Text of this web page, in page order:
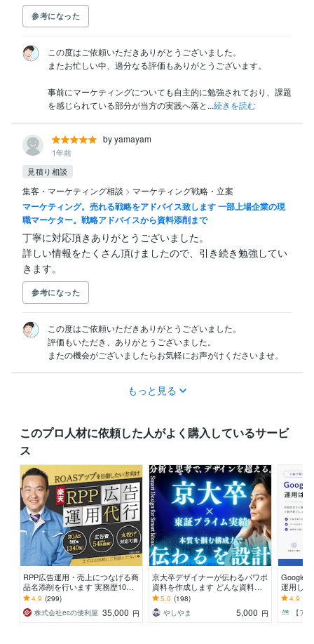
参考になった
この度はご依頼いただきありがとうございました。
またお忙しい中、過分なる評価もありがとうございます。
事前にマーケティングについても自主的に勉強されており、課題
を感じられている部分が当方の実践へ落と...続きを読む
by yamayam
1年前
見積り相談
集客・マーケティング相談 > マーケティング戦略・立案
マーケティング。売れる戦略をアドバイス致します 一部上場企業の現
職マーケター。戦略アドバイスから資料添削まで
丁寧に対応頂きありがとうございました。
詳しい情報をたくさん頂けましたので、引き続き勉強してい
きます。
参考になった
この度はご依頼いただきありがとうございました。
評価もいただき、ありがとうございました。
またの機会がございましたらお気軽にお声がけくださいませ。
もっと見る
このプロ人材に依頼した人がよく購入しているサービ
ス
RPP広告運用・売上につなげる商
品名添削を行います 実務歴10年
の現役楽天市場ECコンサルタン
トが対応します
4.9 (299)
株式会社ecの便利屋 35,000 円
京大卒デザイナーが伝わるパワポ
資料を作成します どんな資料で
も、今より見やすく自信が持てる
資料に仕上げます
5.0 (198)
やしやま
5,000 円
Google
運用し
手が回
4.9